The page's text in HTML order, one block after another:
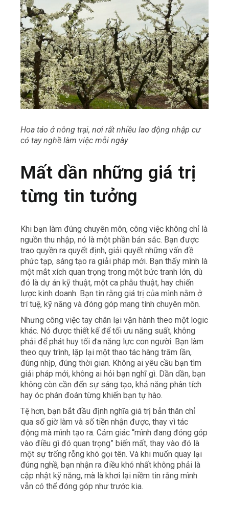
Hoa táo ở nông trại, nơi rất nhiều lao động nhập cư
có tay nghề làm việc mỗi ngày
Mất dần những giá trị
từng tin tưởng
Khi bạn làm đúng chuyên môn, công việc không chỉ là
nguồn thu nhập, nó là một phần bản sắc. Bạn được
trao quyền ra quyết định, giải quyết những vấn đề
phức tạp, sáng tạo ra giải pháp mới. Bạn thấy mình là
một mắt xích quan trọng trong một bức tranh lớn, dù
đó là dự án kỹ thuật, một ca phẫu thuật, hay chiến
lược kinh doanh. Bạn tin rằng giá trị của mình nằm ở
trí tuệ, kỹ năng và đóng góp mang tính chuyên môn.
Nhưng công việc tay chân lại vận hành theo một logic
khác. Nó được thiết kế để tối ưu năng suất, không
phải để phát huy tối đa năng lực con người. Bạn làm
theo quy trình, lặp lại một thao tác hàng trăm lần,
đúng nhịp, đúng thời gian. Không ai yêu cầu bạn tìm
giải pháp mới, không ai hỏi bạn nghĩ gì. Dần dần, bạn
không còn cần đến sự sáng tạo, khả năng phân tích
hay óc phán đoán từng khiến bạn tự hào.
Tệ hơn, bạn bắt đầu định nghĩa giá trị bản thân chỉ
qua số giờ làm và số tiền nhận được, thay vì tác
động mà mình tạo ra. Cảm giác “mình đang đóng góp
vào điều gì đó quan trọng” biến mất, thay vào đó là
một sự trống rỗng khó gọi tên. Và khi muốn quay lại
đúng nghề, bạn nhận ra điều khó nhất không phải là
cập nhật kỹ năng, mà là khơi lại niềm tin rằng mình
vẫn có thể đóng góp như trước kia.